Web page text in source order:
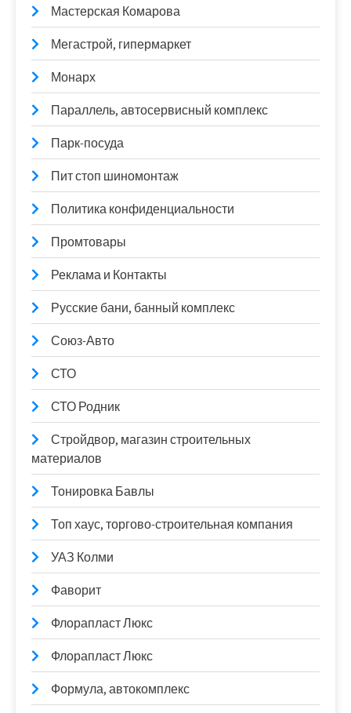
Мастерская Комарова
Мегастрой, гипермаркет
Монарх
Параллель, автосервисный комплекс
Парк-посуда
Пит стоп шиномонтаж
Политика конфиденциальности
Промтовары
Реклама и Контакты
Русские бани, банный комплекс
Союз-Авто
СТО
СТО Родник
Стройдвор, магазин строительных
материалов
Тонировка Бавлы
Топ хаус, торгово-строительная компания
УАЗ Колми
Фаворит
Флорапласт Люкс
Флорапласт Люкс
Формула, автокомплекс